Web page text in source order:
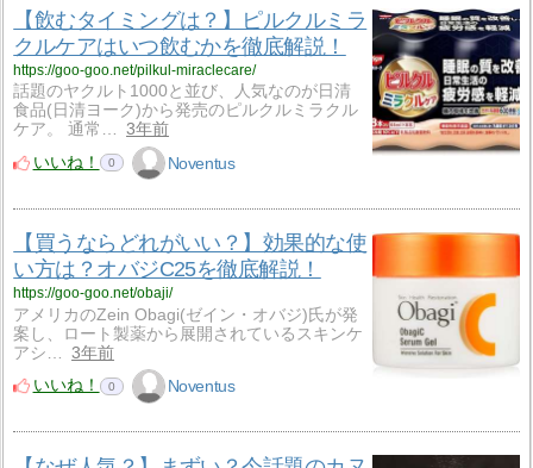
【飲むタイミングは？】ピルクルミラ
クルケアはいつ飲むかを徹底解説！
https://goo-goo.net/pilkul-miraclecare/
話題のヤクルト1000と並び、人気なのが日清
食品(日清ヨーク)から発売のピルクルミラクル
ケア。 通常…
3年前
いいね！
0 Noventus
【買うならどれがいい？】効果的な使
い方は？オバジC25を徹底解説！
https://goo-goo.net/obaji/
アメリカのZein Obagi(ゼイン・オバジ)氏が発
案し、ロート製薬から展開されているスキンケ
アシ…
3年前
いいね！
0 Noventus